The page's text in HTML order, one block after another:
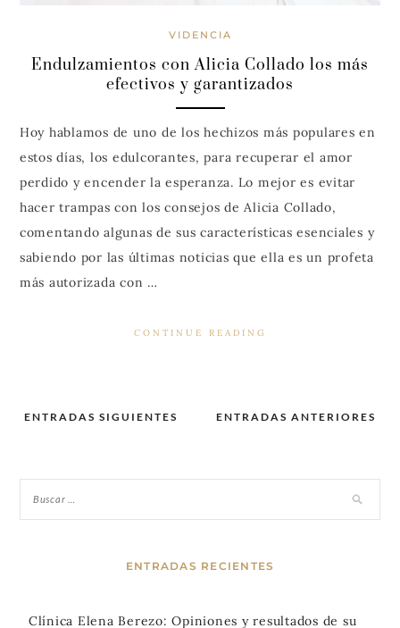
VIDENCIA
Endulzamientos con Alicia Collado los más
efectivos y garantizados
Hoy hablamos de uno de los hechizos más populares en
estos días, los edulcorantes, para recuperar el amor
perdido y encender la esperanza. Lo mejor es evitar
hacer trampas con los consejos de Alicia Collado,
comentando algunas de sus características esenciales y
sabiendo por las últimas noticias que ella es un profeta
más autorizada con …
CONTINUE READING
entradas
ENTRADAS ANTERIORES
ENTRADAS SIGUIENTES
ENTRADAS RECIENTES
Clínica Elena Berezo: Opiniones y resultados de su